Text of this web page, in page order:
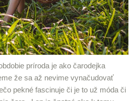
príroda je ako čarodejka
že sa až nevime vynačudovať
pekné fascinuje či je to už móda či